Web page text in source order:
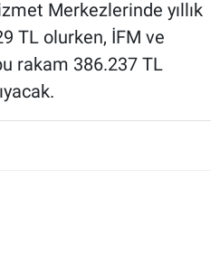
Merkezlerinde yıllık
TL olurken, İFM ve
rakam 386.237 TL